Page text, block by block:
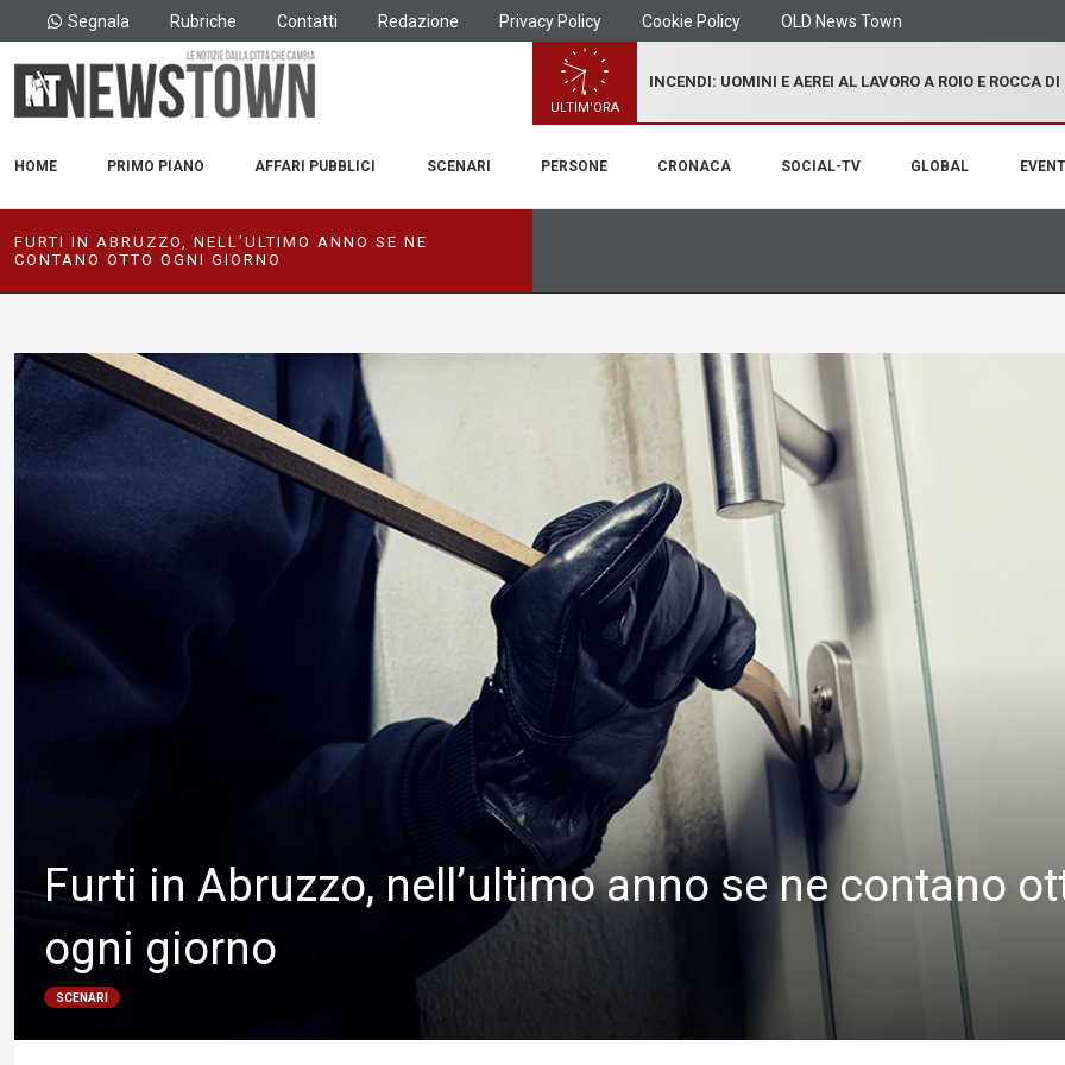
Segnala Rubriche Contatti Redazione Privacy Policy Cookie Policy OLD News Town
ULTIM'ORA
INCENDI: UOMINI E AEREI AL LAVORO A ROIO E ROCCA
HOME PRIMO PIANO AFFARI PUBBLICI SCENARI PERSONE CRONACA SOCIAL-TV GLOBAL
FURTI IN ABRUZZO, NELL’ULTIMO ANNO SE NE
CONTANO OTTO OGNI GIORNO
Furti in Abruzzo, nell’ultimo anno se ne contano
ogni giorno
SCENARI